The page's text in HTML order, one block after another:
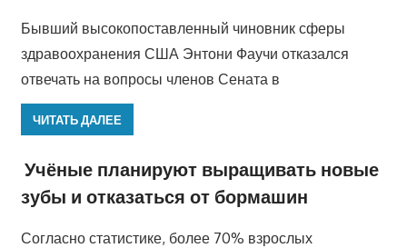
Бывший высокопоставленный чиновник сферы
здравоохранения США Энтони Фаучи отказался
отвечать на вопросы членов Сената в
ЧИТАТЬ ДАЛЕЕ
Учёные планируют выращивать новые
зубы и отказаться от бормашин
Согласно статистике, более 70% взрослых